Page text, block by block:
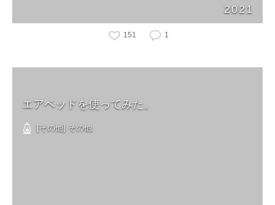
2021
151 1
エアベッドを使ってみた。
[その他] その他